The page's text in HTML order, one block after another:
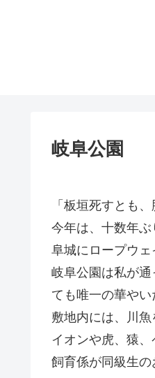
岐阜公園
「板垣死すとも
今年は、十数年
阜城にロープウェ
岐阜公園は私が
ても唯一の華や
敷地内には、川
イオンや虎、猿、
飼育係が同級生